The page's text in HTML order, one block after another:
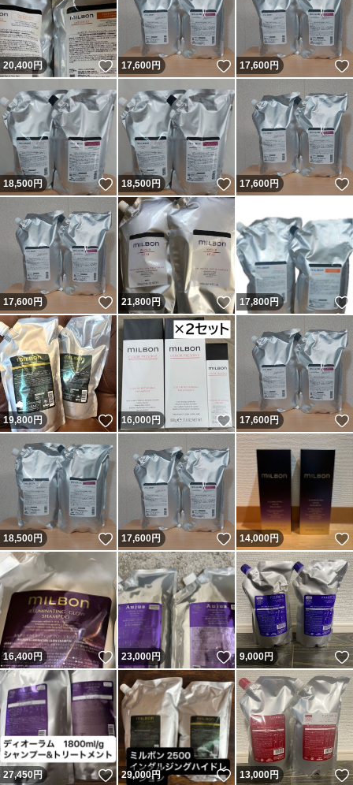
20,400円 いいね！
17,600円 いいね！
17,600円
18,500円 いいね！
18,500円 いいね！
17,600円
17,600円 いいね！
21,800円 いいね！
17,800円
19,800円 いいね！
16,000円 いいね！
17,600円
18,500円 いいね！
17,600円 いいね！
14,000円
16,400円 いいね！
23,000円 いいね！
9,000円
27,450円 いいね！
29,000円 いいね！
13,000円